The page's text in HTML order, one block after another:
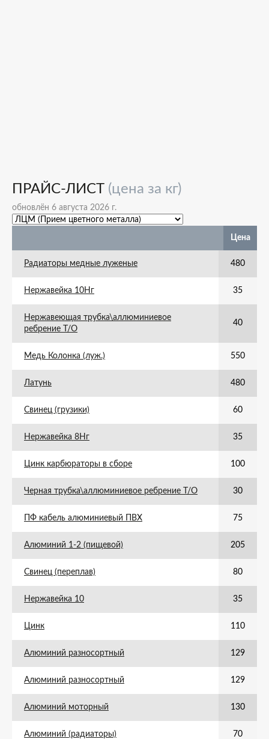
ПРАЙС-ЛИСТ (цена за кг)
обновлён 6 августа 2026 г.
Цена
Радиаторы медные луженые 480
Нержавейка 10Нг 35
Нержавеющая трубка\аллюминиевое
ребрение Т/О
40
Медь Колонка (луж.) 550
Латунь 480
Свинец (грузики) 60
Нержавейка 8Нг 35
Цинк карбюраторы в сборе 100
Черная трубка\аллюминиевое ребрение Т/О 30
ПФ кабель алюминиевый ПВХ 75
Алюминий 1-2 (пищевой) 205
Свинец (переплав) 80
Нержавейка 10 35
Цинк 110
Алюминий разносортный 129
Алюминий разносортный 129
Алюминий моторный 130
Алюминий (радиаторы) 70